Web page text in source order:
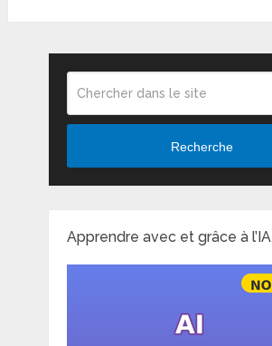
Recherche
Apprendre avec et grâce à l’IA